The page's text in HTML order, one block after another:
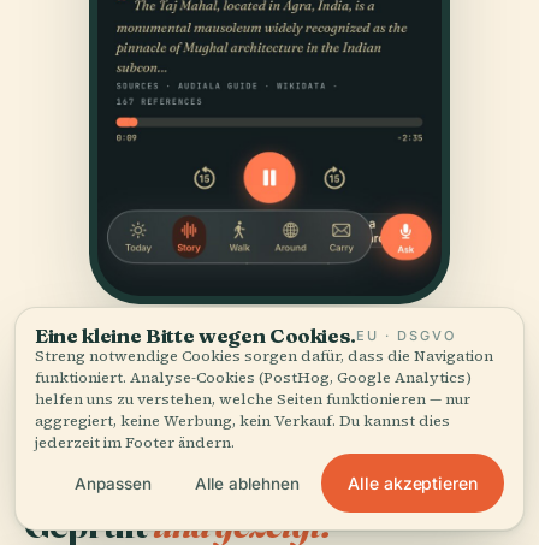
QUELLEN
Geprüftund gezeigt.
Eine kleine Bitte wegen Cookies.EU · DSGVO
Streng notwendige Cookies sorgen dafür, dass die Navigation
funktioniert. Analyse-Cookies (PostHog, Google Analytics)
helfen uns zu verstehen, welche Seiten funktionieren — nur
aggregiert, keine Werbung, kein Verkauf. Du kannst dies
jederzeit im Footer ändern.
Anpassen Alle ablehnen Alle akzeptieren